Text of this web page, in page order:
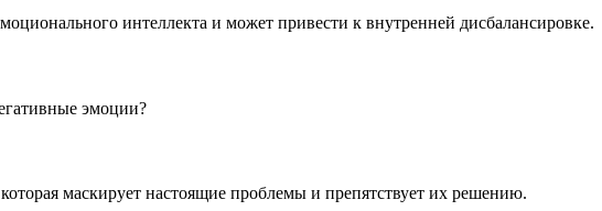
интеллекта и может привести к внутренней дисбалансировке.
эмоции?
маскирует настоящие проблемы и препятствует их решению.